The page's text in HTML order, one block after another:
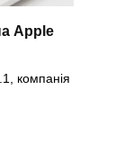
Apple
компанія